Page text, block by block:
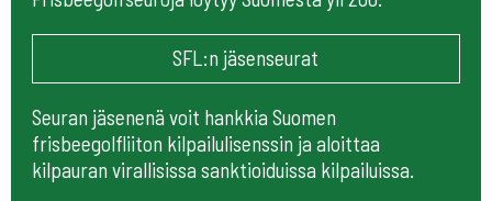
SFL:n jäsenseurat
Seuran jäsenenä voit hankkia Suomen
frisbeegolfliiton kilpailulisenssin ja aloittaa
kilpauran virallisissa sanktioiduissa kilpailuissa.